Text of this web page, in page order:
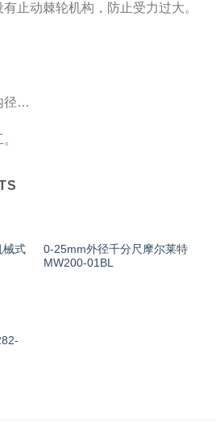
止动棘轮机构，防止受力过大。
径…
械式
0-25mm外径千分尺摩尔莱特
MW200-01BL